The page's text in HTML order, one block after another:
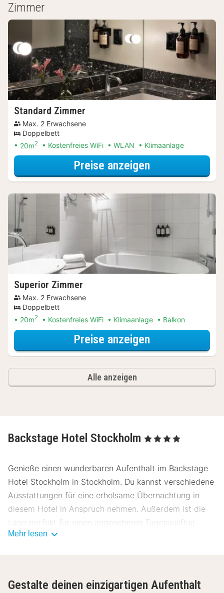
Zimmer
Standard Zimmer
Max. 2 Erwachsene
Doppelbett
20m2 Kostenfreies WiFi WLAN Klimaanlage
Preise anzeigen
Superior Zimmer
Max. 2 Erwachsene
Doppelbett
20m2 Kostenfreies WiFi Klimaanlage Balkon
Preise anzeigen
Alle anzeigen
Backstage Hotel Stockholm , 4 Sterne
Genieße einen wunderbaren Aufenthalt im Backstage
Hotel Stockholm in Stockholm. Du kannst verschiedene
Ausstattungen für eine erholsame Übernachtung in
diesem Hotel in Anspruch nehmen. Außerdem ist die
Lage perfekt für einen angenehmen Tagesausflug.
Erkunde die schöne Umgebung von Stockholm.
Mehr lesen
Gestalte deinen einzigartigen Aufenthalt